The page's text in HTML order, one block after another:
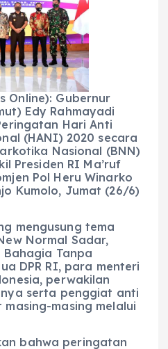
Online): Gubernur
Edy Rahmayadi
Hari Anti
(HANI) 2020 secara
Nasional (BNN)
Presiden RI Ma’ruf
Pol Heru Winarko
Kumolo, Jumat (26/6)
mengusung tema
Normal Sadar,
Tanpa
DPR RI, para menteri
perwakilan
serta penggiat anti
masing melalui
bahwa peringatan